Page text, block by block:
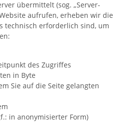
übermittelt (sog. „Server-
aufrufen, erheben wir die
technisch erforderlich sind, um
des Zugriffes
in Byte
Sie auf die Seite gelangten
in anonymisierter Form)